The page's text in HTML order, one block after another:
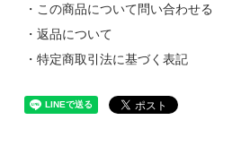
・この商品について問い合わせる
・返品について
・特定商取引法に基づく表記